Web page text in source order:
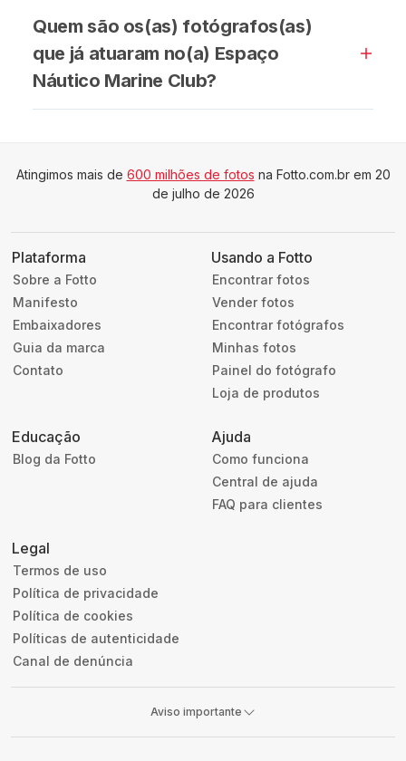
Quem são os(as) fotógrafos(as)
que já atuaram no(a) Espaço
Náutico Marine Club?
Atingimos mais de 600 milhões de fotos na Fotto.com.br em 20
de julho de 2026
Plataforma
Sobre a Fotto
Manifesto
Embaixadores
Guia da marca
Contato
Usando a Fotto
Encontrar fotos
Vender fotos
Encontrar fotógrafos
Minhas fotos
Painel do fotógrafo
Loja de produtos
Educação
Blog da Fotto
Ajuda
Como funciona
Central de ajuda
FAQ para clientes
Legal
Termos de uso
Política de privacidade
Política de cookies
Políticas de autenticidade
Canal de denúncia
Aviso importante